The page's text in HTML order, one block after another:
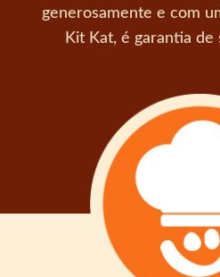
generosamente e com
Kit Kat, é garantia de